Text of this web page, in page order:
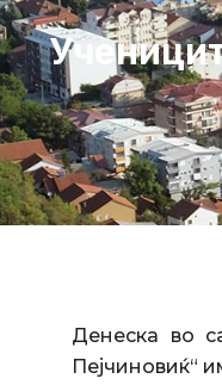
Денеска во
Пејчиновиќ“